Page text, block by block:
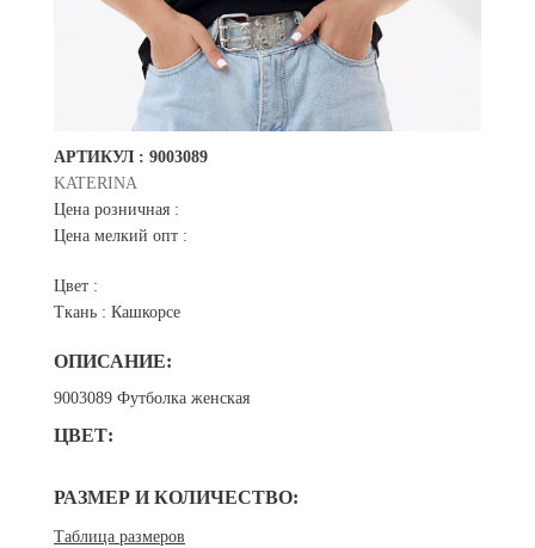
АРТИКУЛ : 9003089
KATERINA
Цена розничная :
Цена мелкий опт :
Цвет :
Ткань : Кашкорсе
ОПИСАНИЕ:
9003089 Футболка женская
ЦВЕТ:
РАЗМЕР И КОЛИЧЕСТВО:
Таблица размеров